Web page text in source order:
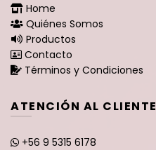
Home
Quiénes Somos
Productos
Contacto
Términos y Condiciones
ATENCIÓN AL CLIENTE
+56 9 5315 6178